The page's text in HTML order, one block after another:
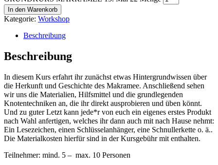
In den Warenkorb
Kategorie: Workshop
Beschreibung
Beschreibung
In diesem Kurs erfahrt ihr zunächst etwas Hintergrundwissen über
die Herkunft und Geschichte des Makramee. Anschließend sehen
wir uns die Materialien, Hilfsmittel und die grundlegenden
Knotentechniken an, die ihr direkt ausprobieren und üben könnt.
Und zu guter Letzt kann jede*r von euch ein eigenes erstes Produkt
nach Wahl anfertigen, welches ihr dann auch mit nach Hause nehmt:
Ein Lesezeichen, einen Schlüsselanhänger, eine Schnullerkette o. ä..
Die Materialkosten hierfür sind in der Kursgebühr mit enthalten.
Teilnehmer: mind. 5 – max. 10 Personen